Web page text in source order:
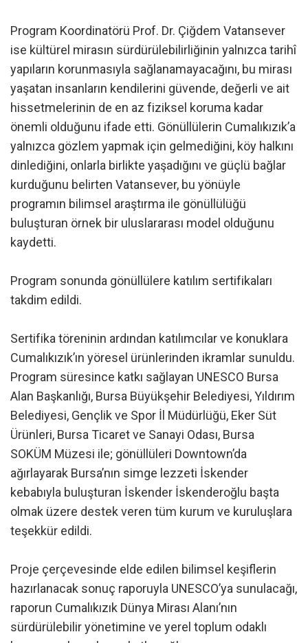
Program Koordinatörü Prof. Dr. Çiğdem Vatansever
ise kültürel mirasın sürdürülebilirliğinin yalnızca tarihî
yapıların korunmasıyla sağlanamayacağını, bu mirası
yaşatan insanların kendilerini güvende, değerli ve ait
hissetmelerinin de en az fiziksel koruma kadar
önemli olduğunu ifade etti. Gönüllülerin Cumalıkızık’a
yalnızca gözlem yapmak için gelmediğini, köy halkını
dinlediğini, onlarla birlikte yaşadığını ve güçlü bağlar
kurduğunu belirten Vatansever, bu yönüyle
programın bilimsel araştırma ile gönüllülüğü
buluşturan örnek bir uluslararası model olduğunu
kaydetti.
Program sonunda gönüllülere katılım sertifikaları
takdim edildi.
Sertifika töreninin ardından katılımcılar ve konuklara
Cumalıkızık’ın yöresel ürünlerinden ikramlar sunuldu.
Program süresince katkı sağlayan UNESCO Bursa
Alan Başkanlığı, Bursa Büyükşehir Belediyesi, Yıldırım
Belediyesi, Gençlik ve Spor İl Müdürlüğü, Eker Süt
Ürünleri, Bursa Ticaret ve Sanayi Odası, Bursa
SOKÜM Müzesi ile; gönüllüleri Downtown’da
ağırlayarak Bursa’nın simge lezzeti İskender
kebabıyla buluşturan İskender İskenderoğlu başta
olmak üzere destek veren tüm kurum ve kuruluşlara
teşekkür edildi.
Proje çerçevesinde elde edilen bilimsel keşiflerin
hazırlanacak sonuç raporuyla UNESCO’ya sunulacağı,
raporun Cumalıkızık Dünya Mirası Alanı’nın
sürdürülebilir yönetimine ve yerel toplum odaklı